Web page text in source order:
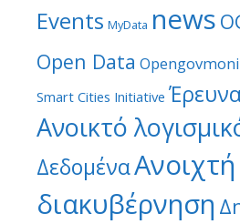
Events MyData news
Open Data
Smart Cities Initiative
Ανοικτό
ΔεδομέναΑνοιχτή
διακυβέρνηση